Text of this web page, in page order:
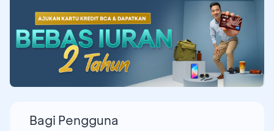
Bagi Pengguna